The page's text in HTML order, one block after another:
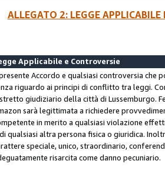
ALLEGATO 2: LEGGE
Applicabile e Controversie
Accordo e qualsiasi controversia che
riguardo ai principi di conflitto tra leggi.
giudiziario della città di Lussemburgo.
sarà legittimata a richiedere
in merito a qualsiasi violazione
qualsiasi altra persona fisica o giuridica.
speciale, unico, straordinario,
risarcita come danno pecuniario.